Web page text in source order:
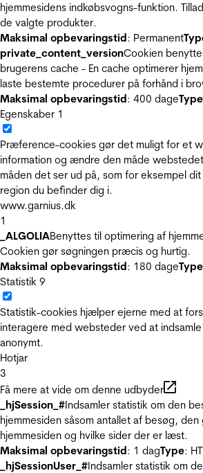
hjemmesidens indkøbsvogns-funktion.
de valgte produkter.
Maksimal opbevaringstid: Permanent
private_content_versionCookien
brugerens cache - En cache optimerer
laste bestemte procedurer på forhånd i
Maksimal opbevaringstid: 400 dageType
Egenskaber 1
Præference-cookies gør det muligt for et
information og ændre den måde
måden det ser ud på, som for eksempel
region du befinder dig i.
www.garnius.dk
1
_ALGOLIABenyttes til optimering af
Cookien gør søgningen præcis og hurtig.
Maksimal opbevaringstid: 180 dageType
Statistik 9
Statistik-cookies hjælper ejerne med at
interagere med websteder ved at
anonymt.
Hotjar
3
Få mere at vide om denne udbyder
_hjSession_#Indsamler statistik om den
hjemmesiden såsom antallet af besøg,
hjemmesiden og hvilke sider der er læst.
Maksimal opbevaringstid: 1 dagType:
_hjSessionUser_#Indsamler statistik om